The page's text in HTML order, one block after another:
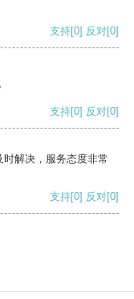
支持[0] 反对[0]
支持[0] 反对[0]
解决，服务态度非常
支持[0] 反对[0]